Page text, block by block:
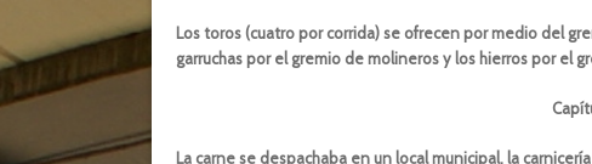
Los toros (cuatro por corrida) se ofrecen por medio del
garruchas por el gremio de molineros y los hierros por el
La carne se despachaba en un local municipal, la